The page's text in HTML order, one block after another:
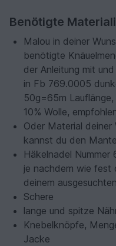
Benötigte
Malou in deiner
benötigte
der Anleitung mit
in Fb 769.0005
50g=65m
10% Wolle,
Oder Material deiner
kannst du den
Häkelnadel Nummer
je nachdem wie fest
deinem
Schere
lange und spitze
Knebelknöpfe,
Jacke